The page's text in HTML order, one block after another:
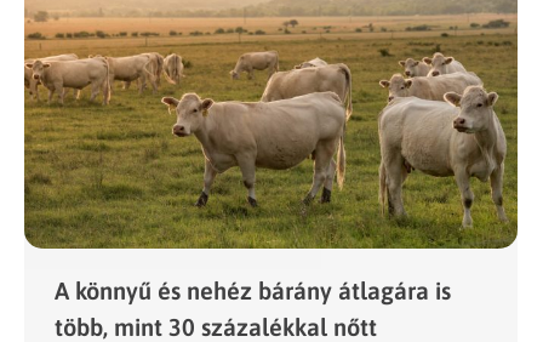
A könnyű és nehéz bárány átlagára is
több, mint 30 százalékkal nőtt